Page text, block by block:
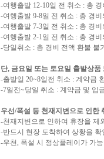
-여행출발 12-10일 전 취소 : 총 경
-여행출발 9-8일 전 취소 : 총 경비
-여행출발 7-3일 전 취소 : 총 경비
-여행출발 2-1일 전 취소 : 총 경비
-당일취소 : 총 경비 전액 환불 불
단, 금요일 또는 토요일 출발상
-출발일 20~8일전 취소 : 계약금
-7일전~당일 취소 : 계약금 및 입
우선/폭설 등 천재지변으로 인한
-천재지변으로 인하여 휴장을 제
-반드시 현장 도착하여 상황을
-우천, 폭설 시 정상플레이가 가